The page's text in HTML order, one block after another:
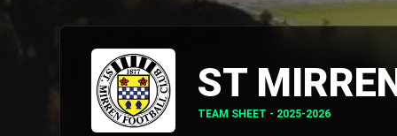
ST
TEAM SHEET - 2025-2026